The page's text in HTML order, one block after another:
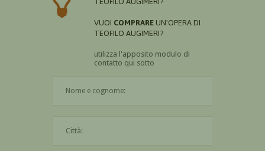
VUOI COMPRARE UN'OPERA DI
TEOFILO AUGIMERI?
utilizza l'apposito modulo di
contatto qui sotto